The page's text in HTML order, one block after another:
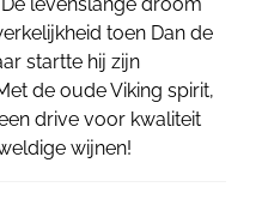
toen Dan de
startte hij zijn
de oude Viking spirit,
drive voor kwaliteit
wijnen!